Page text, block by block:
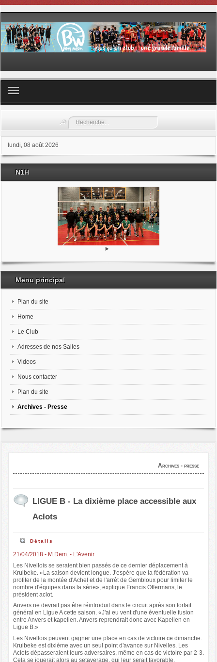
Les samedis du sport
Les stages
Documents
Rechercher
lundi, 08 août 2026
N1H
Menu principal
Plan du site
Home
Le Club
Adresses de nos Salles
Videos
Nous contacter
Plan du site
Archives - Presse
Archives - presse
LIGUE B - La dixième place accessible aux
Aclots
Détails
21/04/2018 - M.Dem. - L'Avenir
Les Nivellois se seraient bien passés de ce dernier déplacement à
Kruibeke. «La saison devient longue. J'espère que la fédération va
profiter de la montée d'Achel et de l'arrêt de Gembloux pour limiter le
nombre d'équipes dans la série», explique Francis Offermans, le
président aclot.
Anvers ne devrait pas être réintroduit dans le circuit après son forfait
général en Ligue A cette saison. «J'ai eu vent d'une éventuelle fusion
entre Anvers et kapellen. Anvers reprendrait donc avec Kapellen en
Ligue B.»
Les Nivellois peuvent gagner une place en cas de victoire ce dimanche.
Kruibeke est dixième avec un seul point d'avance sur Nivelles. Les
Aclots dépasseraient leurs adversaires, même en cas de victoire par 2-3.
Cela se jouerait alors au setaverage, qui leur serait favorable.